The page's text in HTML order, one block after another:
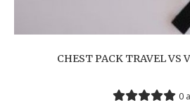
CHEST PACK TRAVEL VS
0